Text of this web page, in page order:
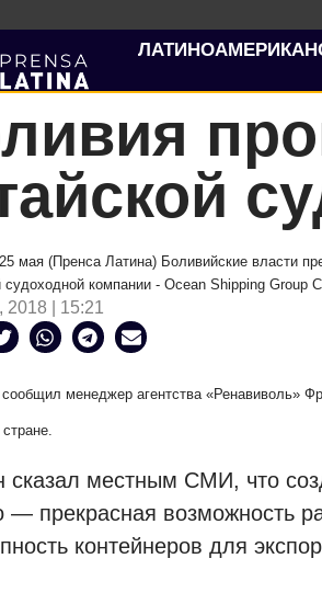
мая (Пренса Латина) Боливийские власти
судоходной компании - Ocean Shipping Group
2018 | 15:21
менеджер агентства «Ренавиволь»
сказал местным СМИ, что
— прекрасная возможность
контейнеров для